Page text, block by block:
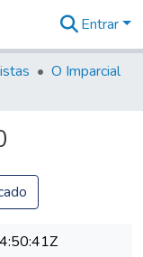
Entrar
O Imparcial